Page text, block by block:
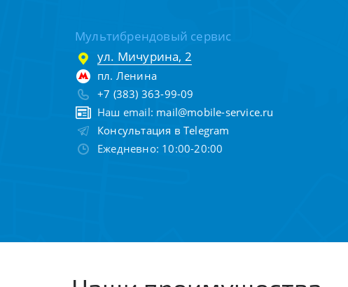
Мультибрендовый сервис
ул. Мичурина, 2
пл. Ленина
+7 (383) 363-99-09
Наш email: mail@mobile-service.ru
Консультация в Telegram
Ежедневно: 10:00-20:00